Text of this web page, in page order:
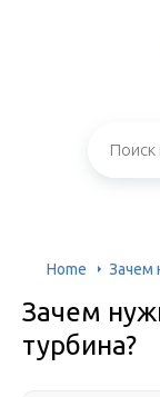
Home Зачем
Зачем
турбина?